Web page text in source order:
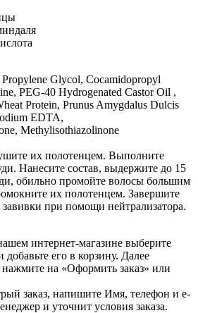
Glycol, Cocamidopropyl
PEG-40 Hydrogenated Castor Oil ,
Protein, Prunus Amygdalus Dulcis
EDTA,
Methylisothiazolinone
их полотенцем. Выполните
Нанесите состав, выдержите до 15
обильно промойте волосы большим
их полотенцем. Завершите
при помощи нейтрализатора.
интернет-магазине выберите
его в корзину. Далее
на «Оформить заказ» или
заказ, напишите Имя, телефон и e-
и уточнит условия заказа.